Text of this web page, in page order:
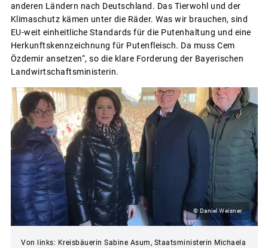
anderen Ländern nach Deutschland. Das Tierwohl und der
Klimaschutz kämen unter die Räder. Was wir brauchen, sind
EU-weit einheitliche Standards für die Putenhaltung und eine
Herkunftskennzeichnung für Putenfleisch. Da muss Cem
Özdemir ansetzen“, so die klare Forderung der Bayerischen
Landwirtschaftsministerin.
© Daniel Weisner
Von links: Kreisbäuerin Sabine Asum, Staatsministerin Michaela